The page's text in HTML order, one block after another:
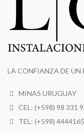
LA CONFIANZA DE UN
MINAS URUGUAY
CEL: (+598) 98 331
TEL: (+598)